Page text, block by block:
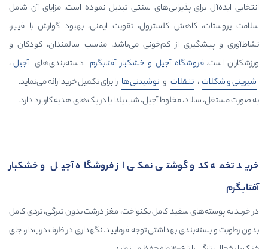
سنتی تبدیل نموده است. مزایای آن شامل
کلسترول، تقویت ایمنی، بهبود گوارش با فیبر،
از کم‌خونی می‌باشد. مناسب سالمندان، کودکان و
آجیل و خشکبار آفتابگرم دسته‌بندی‌هایآجیل،
ونوشیدنی‌ها را برای تکمیل خرید ارائه می‌نماید.
آجیل، شب یلدا یا در پک‌های هدیه کاربرد دارد.
نمکی از فروشگاه آجیل و خشکبار
کامل یکنواخت، مغز درشت بدون تیرگی، تردی کامل
بهداشتی توجه فرمایید. نگهداری در ظرف درب‌دار، جای